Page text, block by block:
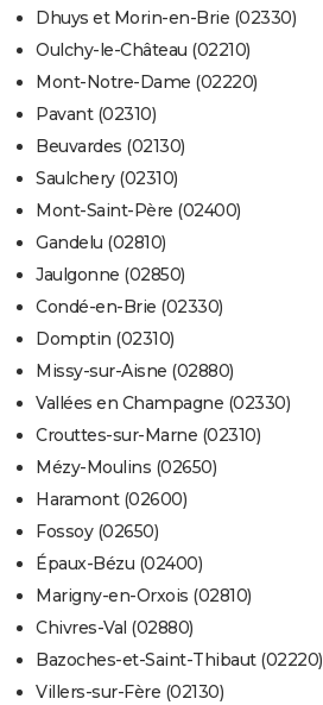
Dhuys et Morin-en-Brie (02330)
Oulchy-le-Château (02210)
Mont-Notre-Dame (02220)
Pavant (02310)
Beuvardes (02130)
Saulchery (02310)
Mont-Saint-Père (02400)
Gandelu (02810)
Jaulgonne (02850)
Condé-en-Brie (02330)
Domptin (02310)
Missy-sur-Aisne (02880)
Vallées en Champagne (02330)
Crouttes-sur-Marne (02310)
Mézy-Moulins (02650)
Haramont (02600)
Fossoy (02650)
Épaux-Bézu (02400)
Marigny-en-Orxois (02810)
Chivres-Val (02880)
Bazoches-et-Saint-Thibaut (02220)
Villers-sur-Fère (02130)